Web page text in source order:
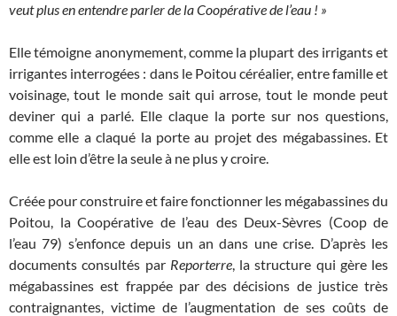
veut plus en entendre parler de la Coopérative de l’eau ! »
Elle témoigne anonymement, comme la plupart des irrigants et
irrigantes interrogées : dans le Poitou céréalier, entre famille et
voisinage, tout le monde sait qui arrose, tout le monde peut
deviner qui a parlé. Elle claque la porte sur nos questions,
comme elle a claqué la porte au projet des mégabassines. Et
elle est loin d’être la seule à ne plus y croire.
Créée pour construire et faire fonctionner les mégabassines du
Poitou, la Coopérative de l’eau des Deux-Sèvres (Coop de
l’eau 79) s’enfonce depuis un an dans une crise. D’après les
documents consultés par Reporterre, la structure qui gère les
mégabassines est frappée par des décisions de justice très
contraignantes, victime de l’augmentation de ses coûts de